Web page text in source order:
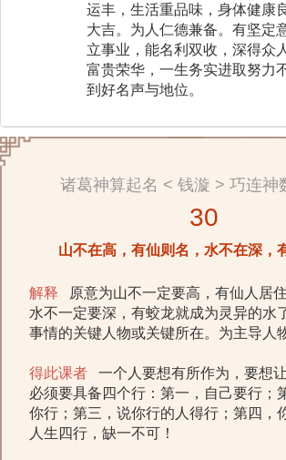
运丰，生活重品味，身体健康
大吉。为人仁德兼备。有坚定
立事业，能名利双收，深得众
富贵荣华，一生务实进取努力
到好名声与地位。
诸葛神算起名 < 钱漩 > 巧连神
30
山不在高，有仙则名，水不在深，
解释
原意为山不一定要高，有仙人居
水不一定要深，有蛟龙就成为灵异的水
事情的关键人物或关键所在。为主导人
得此课者
一个人要想有所作为，要想
必须要具备四个行：第一，自己要行；
你行；第三，说你行的人得行；第四，
人生四行，缺一不可！